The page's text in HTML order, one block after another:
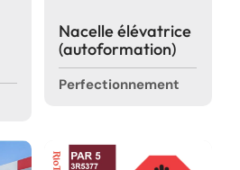
Nacelle élévatrice
(autoformation)
Perfectionnement